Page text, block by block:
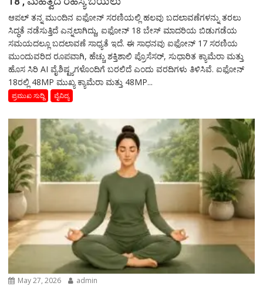
ಆಪಲ್ ತನ್ನ ಮುಂದಿನ ಐಫೋನ್ ಸರಣಿಯಲ್ಲಿ ಹಲವು ಬದಲಾವಣೆಗಳನ್ನು ತರಲು
ಸಿದ್ಧತೆ ನಡೆಸುತ್ತಿದೆ ಎನ್ನಲಾಗಿದ್ದು, ಐಫೋನ್ 18 ಬೇಸ್ ಮಾದರಿಯ ಬಿಡುಗಡೆಯ
ಸಮಯದಲ್ಲೂ ಬದಲಾವಣೆ ಸಾಧ್ಯತೆ ಇದೆ. ಈ ಸಾಧನವು ಐಫೋನ್ 17 ಸರಣಿಯ
ಮುಂದುವರಿದ ರೂಪವಾಗಿ, ಹೆಚ್ಚು ಶಕ್ತಿಶಾಲಿ ಪ್ರೊಸೆಸರ್, ಸುಧಾರಿತ ಕ್ಯಾಮೆರಾ ಮತ್ತು
ಹೊಸ ಸಿರಿ AI ವೈಶಿಷ್ಟ್ಯಗಳೊಂದಿಗೆ ಬರಲಿದೆ ಎಂದು ವರದಿಗಳು ತಿಳಿಸಿವೆ. ಐಫೋನ್
18ರಲ್ಲಿ 48MP ಮುಖ್ಯ ಕ್ಯಾಮೆರಾ ಮತ್ತು 48MP...
ಪ್ರಮುಖ ಸುದ್ದಿ ವೈವಿದ್ಯ
May 27, 2026 admin